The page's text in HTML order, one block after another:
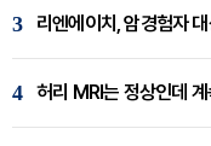
3 리엔에이치, 암경험자
4 허리 MRI는 정상인데